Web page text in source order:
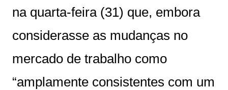
na quarta-feira (31) que, embora
considerasse as mudanças no
mercado de trabalho como
“amplamente consistentes com um